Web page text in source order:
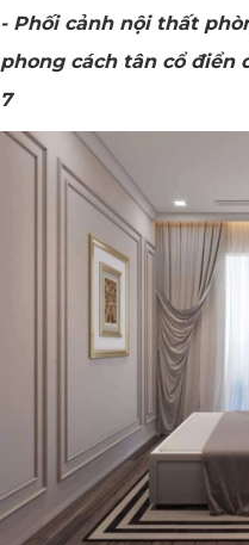
- Phối cảnh nội thất
phong cách tân cổ điển
7